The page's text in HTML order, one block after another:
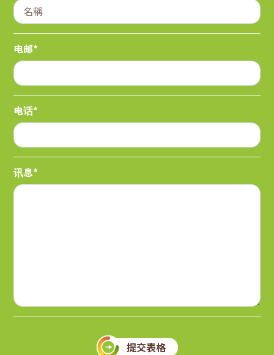
电邮*
电话*
讯息*
提交表格